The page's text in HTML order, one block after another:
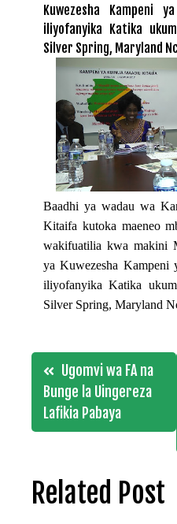
Kuwezesha Kampeni
iliyofanyika Katika
Silver Spring, Maryland
Baadhi ya wadau wa
Kitaifa kutoka maeneo
wakifuatilia kwa makini
ya Kuwezesha
iliyofanyika Katika
Silver Spring, Maryland
Post
navigation
Ugomvi wa FA na
Bunge la Uingereza
Lafikia Pabaya
Related Post